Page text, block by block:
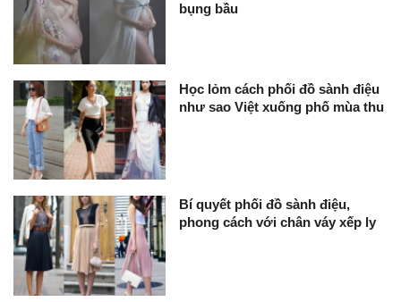
bụng bầu
Học lỏm cách phối đồ sành điệu
như sao Việt xuống phố mùa thu
Bí quyết phối đồ sành điệu,
phong cách với chân váy xếp ly